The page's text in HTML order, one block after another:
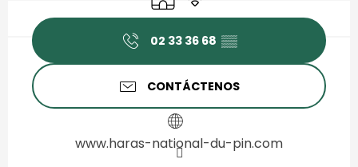
02 33 36 68 ▒▒
CONTÁCTENOS
www.haras-national-du-pin.com